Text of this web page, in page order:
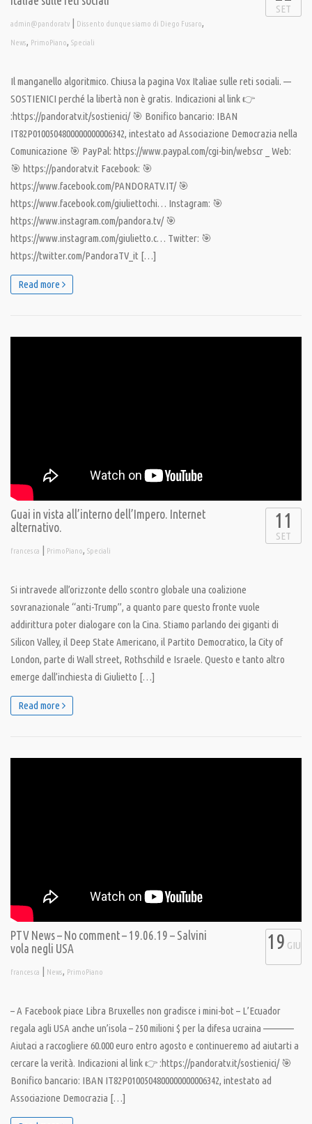
admin@pandoratv | Dissento dunque siamo di Diego Fusaro,
News, PrimoPiano, Speciali
SET
Il manganello algoritmico. Chiusa la pagina Vox Italiae sulle reti sociali. —
SOSTIENICI perché la libertà non è gratis. Indicazioni al link 👉
:https://pandoratv.it/sostienici/ 🎯 Bonifico bancario: IBAN
IT82P0100504800000000006342, intestato ad Associazione Democrazia nella
Comunicazione 🎯 PayPal: https://www.paypal.com/cgi-bin/webscr _ Web:
🎯 https://pandoratv.it Facebook: 🎯
https://www.facebook.com/PANDORATV.IT/ 🎯
https://www.facebook.com/giuliettochi… Instagram: 🎯
https://www.instagram.com/pandora.tv/ 🎯
https://www.instagram.com/giulietto.c… Twitter: 🎯
https://twitter.com/PandoraTV_it […]
Read more
Guai in vista all’interno dell’Impero. Internet
alternativo.
francesca | PrimoPiano, Speciali
11
SET
Si intravede all’orizzonte dello scontro globale una coalizione
sovranazionale “anti-Trump”, a quanto pare questo fronte vuole
addirittura poter dialogare con la Cina. Stiamo parlando dei giganti di
Silicon Valley, il Deep State Americano, il Partito Democratico, la City of
London, parte di Wall street, Rothschild e Israele. Questo e tanto altro
emerge dall’inchiesta di Giulietto […]
Read more
PTV News – No comment – 19.06.19 – Salvini
vola negli USA
francesca | News, PrimoPiano
19 GIU
– A Facebook piace Libra Bruxelles non gradisce i mini-bot – L’Ecuador
regala agli USA anche un’isola – 250 milioni $ per la difesa ucraina ————
Aiutaci a raccogliere 60.000 euro entro agosto e continueremo ad aiutarti a
cercare la verità. Indicazioni al link 👉 :https://pandoratv.it/sostienici/ 🎯
Bonifico bancario: IBAN IT82P0100504800000000006342, intestato ad
Associazione Democrazia […]